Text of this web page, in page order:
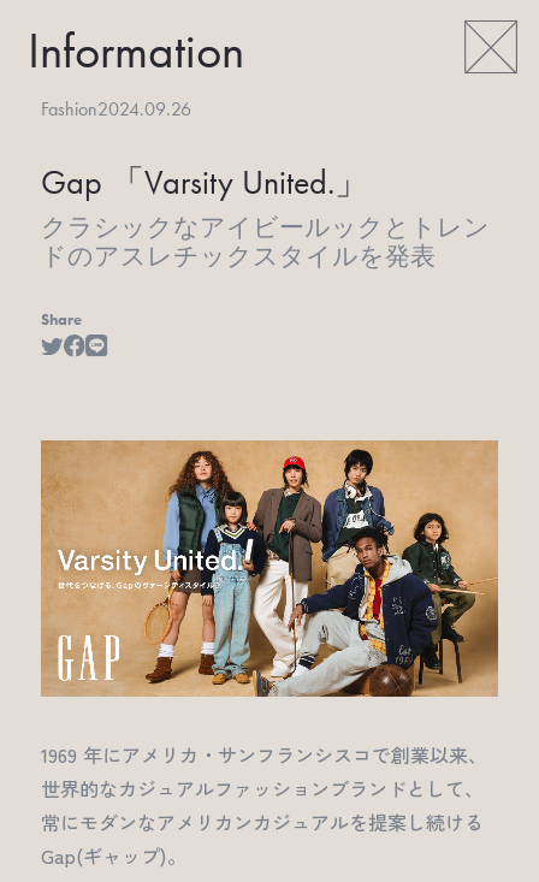
Information
Fashion2024.09.26
Gap 「Varsity United.」
クラシックなアイビールックとトレン
ドのアスレチックスタイルを発表
Share
1969 年にアメリカ・サンフランシスコで創業以来、
世界的なカジュアルファッションブランドとして、
常にモダンなアメリカンカジュアルを提案し続ける
Gap(ギャップ)。